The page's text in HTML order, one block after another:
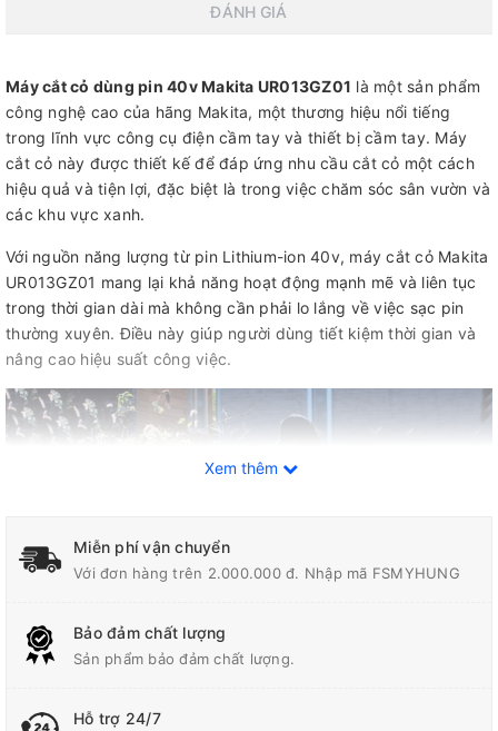
ĐÁNH GIÁ
Máy cắt cỏ dùng pin 40v Makita UR013GZ01 là một sản phẩm
công nghệ cao của hãng Makita, một thương hiệu nổi tiếng
trong lĩnh vực công cụ điện cầm tay và thiết bị cầm tay. Máy
cắt cỏ này được thiết kế để đáp ứng nhu cầu cắt cỏ một cách
hiệu quả và tiện lợi, đặc biệt là trong việc chăm sóc sân vườn và
các khu vực xanh.
Với nguồn năng lượng từ pin Lithium-ion 40v, máy cắt cỏ Makita
UR013GZ01 mang lại khả năng hoạt động mạnh mẽ và liên tục
trong thời gian dài mà không cần phải lo lắng về việc sạc pin
thường xuyên. Điều này giúp người dùng tiết kiệm thời gian và
nâng cao hiệu suất công việc.
Xem thêm
Miễn phí vận chuyển
Với đơn hàng trên 2.000.000 đ. Nhập mã FSMYHUNG
Bảo đảm chất lượng
Sản phẩm bảo đảm chất lượng.
Hỗ trợ 24/7